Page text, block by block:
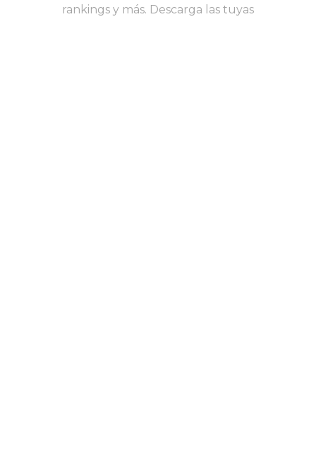
rankings y más. Descarga las tuyas